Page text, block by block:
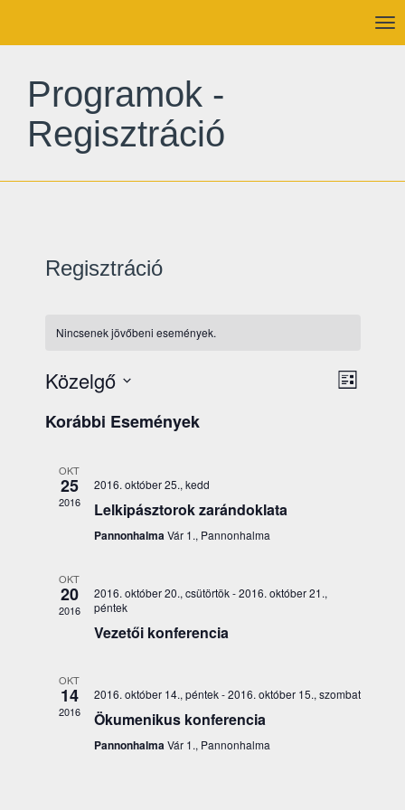
Programok -
Regisztráció
Regisztráció
Nincsenek jövőbeni események.
Lista
Közelgő
kiválasztása.
Korábbi Események
OKT
25
2016
2016. október 25., kedd
Lelkipásztorok zarándoklata
PannonhalmaVár 1., Pannonhalma
OKT
20
2016
2016. október 20., csütörtök-2016. október 21.,
péntek
Vezetői konferencia
OKT
14
2016
2016. október 14., péntek-2016. október 15., szombat
Ökumenikus konferencia
PannonhalmaVár 1., Pannonhalma